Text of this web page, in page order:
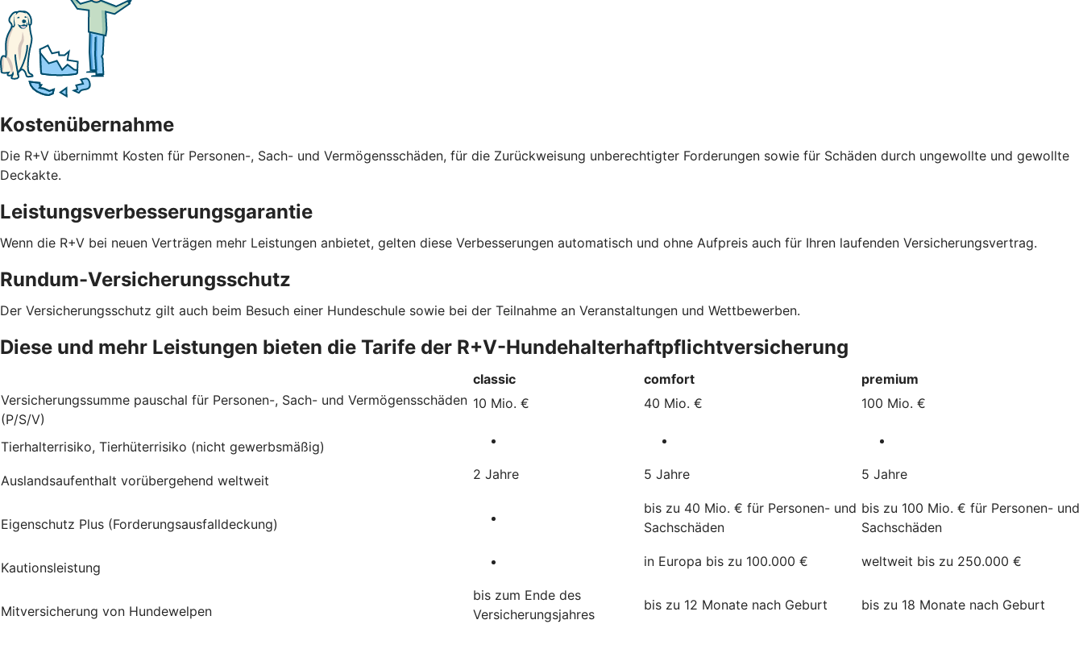
Kostenübernahme
Die R+V übernimmt Kosten für Personen-, Sach- und Vermögensschäden, für die Zurückweisung unberechtigter Forderungen sowie für Schäden durch ungewollte und gewollte
Deckakte.
Leistungsverbesserungsgarantie
Wenn die R+V bei neuen Verträgen mehr Leistungen anbietet, gelten diese Verbesserungen automatisch und ohne Aufpreis auch für Ihren laufenden Versicherungsvertrag.
Rundum-Versicherungsschutz
Der Versicherungsschutz gilt auch beim Besuch einer Hundeschule sowie bei der Teilnahme an Veranstaltungen und Wettbewerben.
Diese und mehr Leistungen bieten die Tarife der R+V-Hundehalterhaftpflichtversicherung
classic comfort
premium
Versicherungssumme pauschal für Personen-, Sach- und Vermögensschäden
(P/S/V)
10 Mio. € 40 Mio. € 100 Mio. €
Tierhalterrisiko, Tierhüterrisiko (nicht gewerbsmäßig)
Auslandsaufenthalt vorübergehend weltweit 2 Jahre 5 Jahre 5 Jahre
Eigenschutz Plus (Forderungsausfalldeckung)
bis zu 40 Mio. € für Personen- und
Sachschäden
bis zu 100 Mio. € für Personen- und
Sachschäden
Kautionsleistung in Europa bis zu 100.000 € weltweit bis zu 250.000 €
Mitversicherung von Hundewelpen
bis zum Ende des
Versicherungsjahres
bis zu 12 Monate nach Geburt bis zu 18 Monate nach Geburt